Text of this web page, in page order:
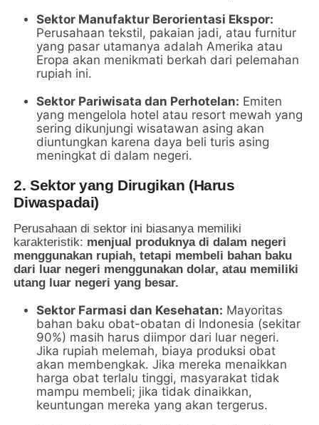
Sektor Manufaktur Berorientasi Ekspor:
Perusahaan tekstil, pakaian jadi, atau furnitur
yang pasar utamanya adalah Amerika atau
Eropa akan menikmati berkah dari pelemahan
rupiah ini.
Sektor Pariwisata dan Perhotelan: Emiten
yang mengelola hotel atau resort mewah yang
sering dikunjungi wisatawan asing akan
diuntungkan karena daya beli turis asing
meningkat di dalam negeri.
2. Sektor yang Dirugikan (Harus
Diwaspadai)
Perusahaan di sektor ini biasanya memiliki
karakteristik: menjual produknya di dalam negeri
menggunakan rupiah, tetapi membeli bahan baku
dari luar negeri menggunakan dolar, atau memiliki
utang luar negeri yang besar.
Sektor Farmasi dan Kesehatan: Mayoritas
bahan baku obat-obatan di Indonesia (sekitar
90%) masih harus diimpor dari luar negeri.
Jika rupiah melemah, biaya produksi obat
akan membengkak. Jika mereka menaikkan
harga obat terlalu tinggi, masyarakat tidak
mampu membeli; jika tidak dinaikkan,
keuntungan mereka yang akan tergerus.